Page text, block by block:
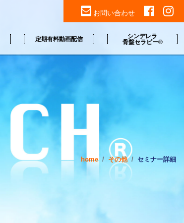
お問い合わせ
定期有料動画配信
シンデレラ
骨盤セラピー®
home その他 セミナー詳細